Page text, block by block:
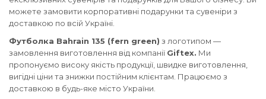
можете замовити корпоративні подарунки та сувеніри з
доставкою по всій Україні.
Футболка Bahrain 135 (fern green) з логотипом —
замовлення виготовлення від компанії Giftex. Ми
пропонуємо високу якість продукції, швидке виготовлення,
вигідні ціни та знижки постійним клієнтам. Працюємо з
доставкою в будь-яке місто України.